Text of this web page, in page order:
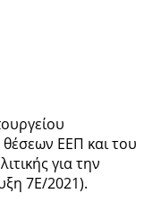
ΕΕΠ και του
για την
7Ε/2021).